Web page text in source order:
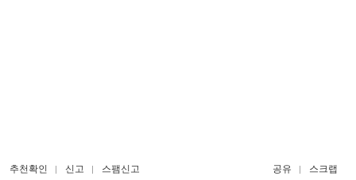
추천확인 신고 스팸신고 공유 스크랩